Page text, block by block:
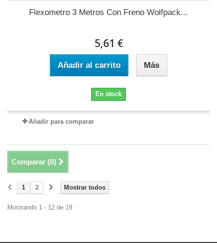
Flexometro 3 Metros Con Freno Wolfpack...
5,61 €
Añadir al carrito Más
En stock
Añadir para comparar
Comparar (0)
Mostrar todos
1 2
Mostrando 1 - 12 de 19